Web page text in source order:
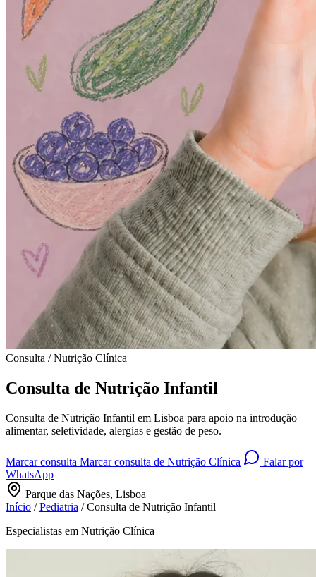
Consulta / Nutrição Clínica
Consulta de Nutrição Infantil
Consulta de Nutrição Infantil em Lisboa para apoio na introdução
alimentar, seletividade, alergias e gestão de peso.
Marcar consulta Marcar consulta de Nutrição Clínica
Falar por
WhatsApp
Parque das Nações, Lisboa
Início / Pediatria / Consulta de Nutrição Infantil
Especialistas em Nutrição Clínica